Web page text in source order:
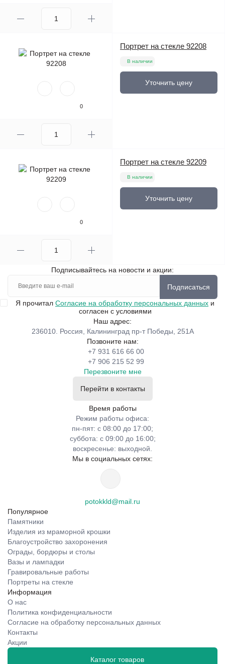
0
Портрет на стекле 92208
В наличии
Уточнить цену
0
Портрет на стекле 92209
В наличии
Уточнить цену
Подписывайтесь на новости и акции:
Подписаться
Я прочитал Согласие на обработку персональных данных и
согласен с условиями
Наш адрес:
236010. Россия, Калининград пр-т Победы, 251А
Позвоните нам:
+7 931 616 66 00
+7 906 215 52 99
Перезвоните мне
Перейти в контакты
Время работы
Режим работы офиса:
пн-пят: с 08:00 до 17:00;
суббота: с 09:00 до 16:00;
воскресенье: выходной.
Мы в социальных сетях:
potokkld@mail.ru
Популярное
Памятники
Изделия из мраморной крошки
Благоустройство захоронения
Ограды, бордюры и столы
Вазы и лампадки
Гравировальные работы
Портреты на стекле
Информация
О нас
Политика конфиденциальности
Согласие на обработку персональных данных
Контакты
Акции
Каталог товаров